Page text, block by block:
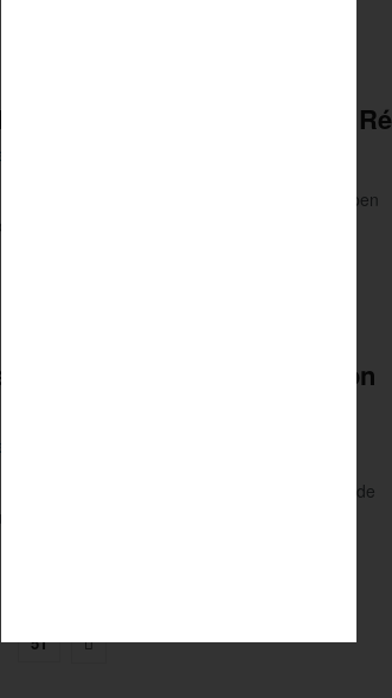
des Landes a été posée à ...
cinq étoiles sur l’île de Ré
disputeront la 20e édition du Toyota Open
Ré à ...
clubs pour devenir champion
accueille les playoffs des championnats de
Badd33. Annecy part avec ...
51